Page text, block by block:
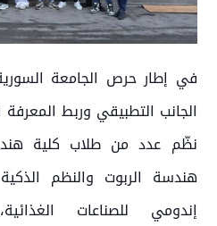
الجانب التطبيقي وربط المعرفة
نظّم عدد من طلاب كلية
هندسة الربوت والنظم
إندومي للصناعات